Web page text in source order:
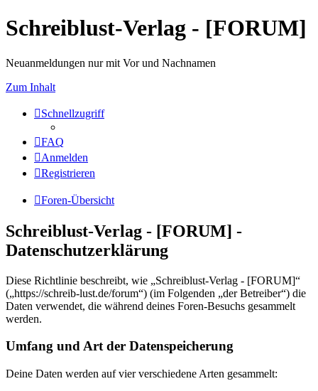
Schreiblust-Verlag - [FORUM]
Neuanmeldungen nur mit Vor und Nachnamen
Zum Inhalt
Schnellzugriff
FAQ
Anmelden
Registrieren
Foren-Übersicht
Schreiblust-Verlag - [FORUM] -
Datenschutzerklärung
Diese Richtlinie beschreibt, wie „Schreiblust-Verlag - [FORUM]“
(„https://schreib-lust.de/forum“) (im Folgenden „der Betreiber“) die
Daten verwendet, die während deines Foren-Besuchs gesammelt
werden.
Umfang und Art der Datenspeicherung
Deine Daten werden auf vier verschiedene Arten gesammelt: